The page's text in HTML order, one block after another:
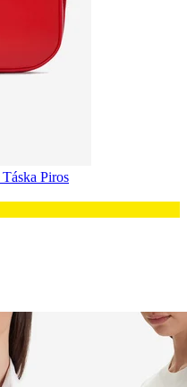
Táska Piros